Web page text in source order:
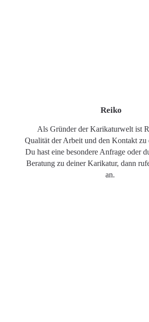
Reiko
Als Gründer der Karikaturwelt ist
Qualität der Arbeit und den Kontakt zu
Du hast eine besondere Anfrage oder
Beratung zu deiner Karikatur, dann
an.